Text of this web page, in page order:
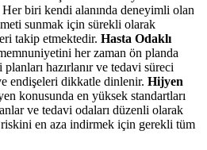
biri kendi alanında deneyimli olan
sunmak için sürekli olarak
takip etmektedir. Hasta Odaklı
her zaman ön planda
hazırlanır ve tedavi süreci
endişeleri dikkatle dinlenir. Hijyen
konusunda en yüksek standartları
ve tedavi odaları düzenli olarak
en aza indirmek için gerekli tüm